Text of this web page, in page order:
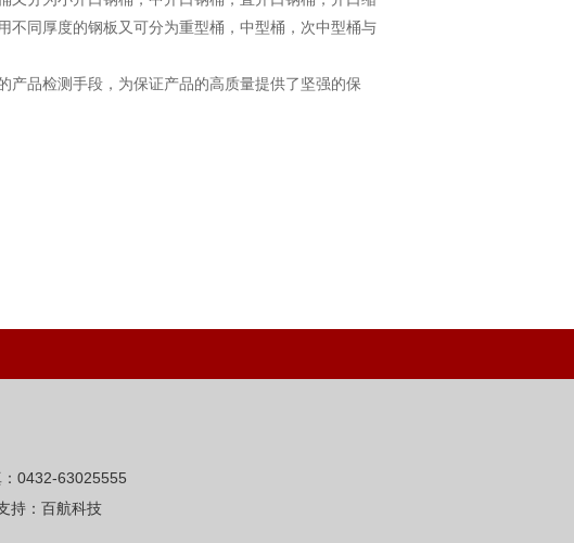
不同厚度的钢板又可分为重型桶，中型桶，次中型桶与
产品检测手段，为保证产品的高质量提供了坚强的保
0432-63025555
持：百航科技